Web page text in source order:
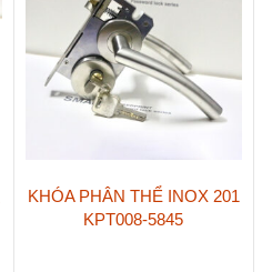
KHÓA PHÂN THỂ INOX 201
KPT008-5845